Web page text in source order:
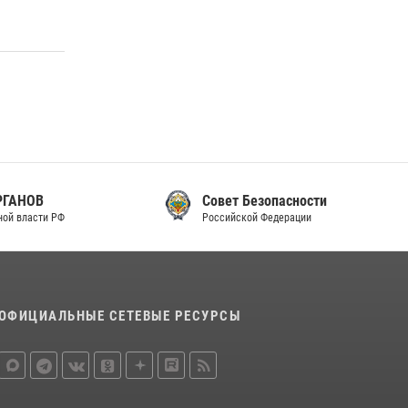
конференция по обобщению боевого опыта
Совет Безопасности
Российской Федерации
СЕТЕВЫЕ РЕСУРСЫ